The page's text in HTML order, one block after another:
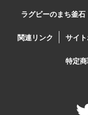
ラグビーのまち釜石
関連リンク サイ
特定